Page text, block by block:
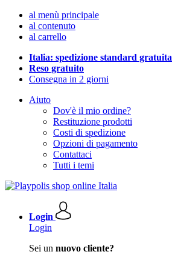
al menù principale
al contenuto
al carrello
Italia: spedizione standard gratuita
Reso gratuito
Consegna in 2 giorni
Aiuto
Dov'è il mio ordine?
Restituzione prodotti
Costi di spedizione
Opzioni di pagamento
Contattaci
Tutti i temi
Login
Login
Sei un nuovo cliente?